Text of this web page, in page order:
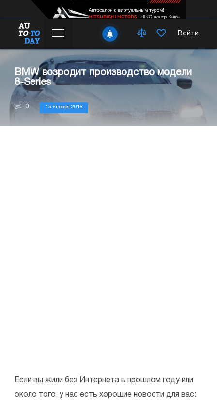
Войти
BMW возродит производство модели
8-Series
0 15 Января 2018
Если вы жили без Интернета в прошлом году или
около того, у нас есть хорошие новости для вас: